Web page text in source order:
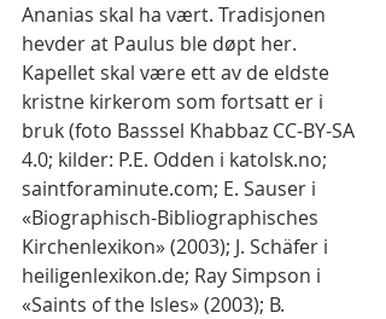
Ananias skal ha vært. Tradisjonen
hevder at Paulus ble døpt her.
Kapellet skal være ett av de eldste
kristne kirkerom som fortsatt er i
bruk (foto Basssel Khabbaz CC-BY-SA
4.0; kilder: P.E. Odden i katolsk.no;
saintforaminute.com; E. Sauser i
«Biographisch-Bibliographisches
Kirchenlexikon» (2003); J. Schäfer i
heiligenlexikon.de; Ray Simpson i
«Saints of the Isles» (2003); B.